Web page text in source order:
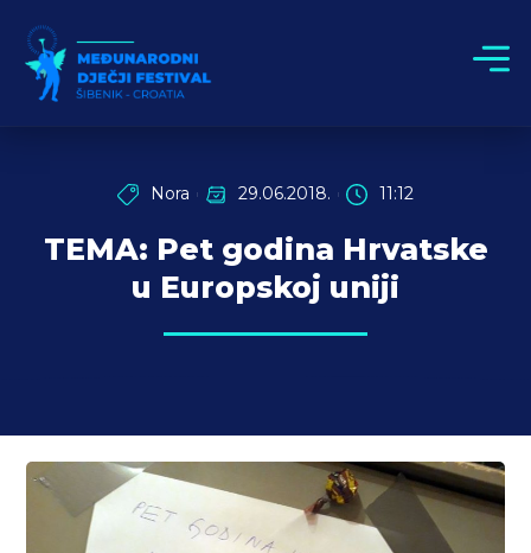
Nora 29.06.2018. 11:12
TEMA: Pet godina Hrvatske
u Europskoj uniji